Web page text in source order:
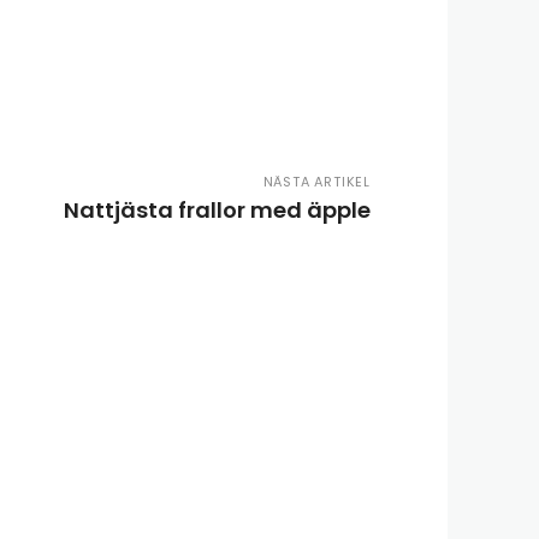
NÄSTA ARTIKEL
Nattjästa frallor med äpple